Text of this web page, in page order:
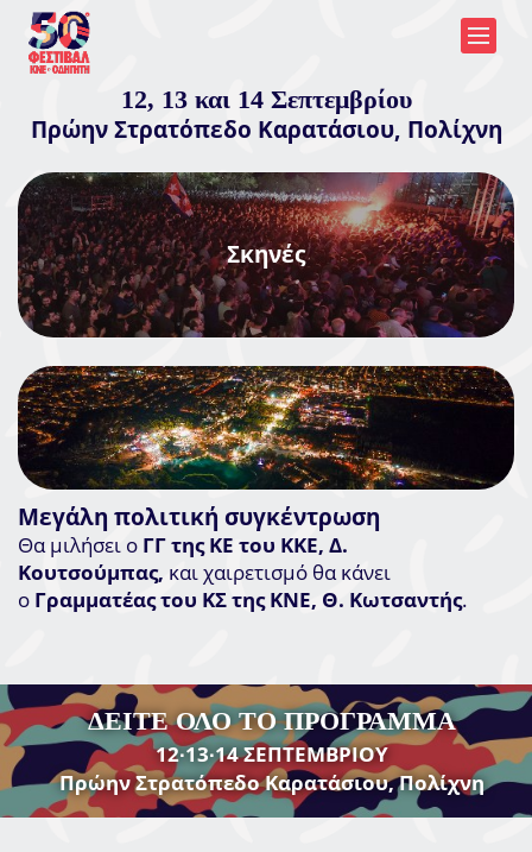
12, 13 και 14 Σεπτεμβρίου
Πρώην Στρατόπεδο Καρατάσιου, Πολίχνη
Σκηνές
Μεγάλη πολιτική συγκέντρωση
Θα μιλήσει ο ΓΓ της ΚΕ του ΚΚΕ, Δ.
Κουτσούμπας, και χαιρετισμό θα κάνει
ο Γραμματέας του ΚΣ της ΚΝΕ, Θ. Κωτσαντής.
ΔΕΙΤΕ ΟΛΟ ΤΟ ΠΡΟΓΡΑΜΜΑ
12∙13∙14 ΣΕΠΤΕΜΒΡΙΟΥ
Πρώην Στρατόπεδο Καρατάσιου, Πολίχνη